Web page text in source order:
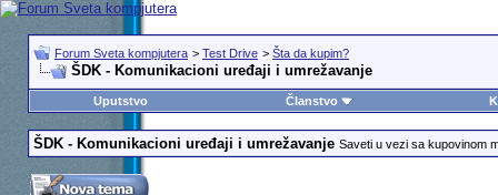
Forum Sveta kompjutera > Test Drive > Šta da kupim?
ŠDK - Komunikacioni uređaji i umrežavanje
Uputstvo Članstvo
ŠDK - Komunikacioni uređaji i umrežavanje Saveti u vezi sa kupovinom